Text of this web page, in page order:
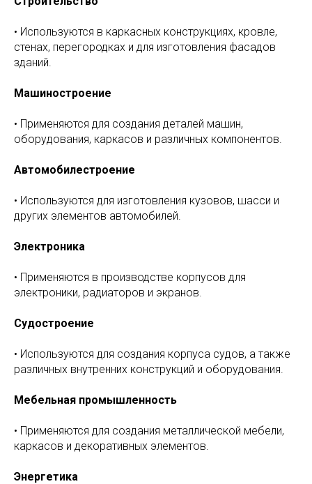
• Используются в каркасных конструкциях, кровле,
стенах, перегородках и для изготовления фасадов
зданий.
Машиностроение
• Применяются для создания деталей машин,
оборудования, каркасов и различных компонентов.
Автомобилестроение
• Используются для изготовления кузовов, шасси и
других элементов автомобилей.
Электроника
• Применяются в производстве корпусов для
электроники, радиаторов и экранов.
Судостроение
• Используются для создания корпуса судов, а также
различных внутренних конструкций и оборудования.
Мебельная промышленность
• Применяются для создания металлической мебели,
каркасов и декоративных элементов.
Энергетика